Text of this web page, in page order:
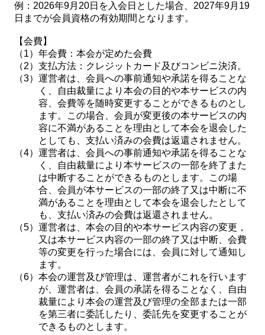
例：2026年9月20日を入会日とした場合、2027年9月19
日までが会員資格の有効期間となります。
【会費】
（1） 年会費：本会が定めた会費
（2） 支払方法：クレジットカード及びコンビニ決済。
（3） 運営者は、会員への事前通知や承諾を得ることな
く、自由裁量により本会の目的や本サービスの内
容、会費等を随時変更することができるものとし
ます。この場合、会員が変更後の本サービスの内
容に不満があることを理由として本会を退会した
としても、支払い済みの会費は返還されません。
（4） 運営者は、会員への事前通知や承諾を得ることな
く、自由裁量により本サービスの一部を終了また
は中断することができるものとします。この場
合、会員が本サービスの一部の終了又は中断に不
満があることを理由として本会を退会したとして
も、支払い済みの会費は返還されません。
（5） 運営者は、本会の目的や本サービス内容の変更，
又は本サービス内容の一部の終了又は中断、会費
等の変更を行った場合には、会員に対して通知し
ます。
（6） 本会の運営及び管理は、運営者がこれを行います
が、運営者は、会員の承諾を得ることなく、自由
裁量により本会の運営及び管理の全部または一部
を第三者に委託したり、委託先を変更することが
できるものとします。